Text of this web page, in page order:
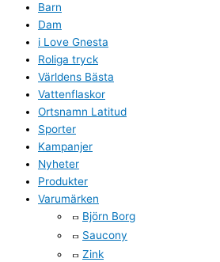
Barn
Dam
i Love Gnesta
Roliga tryck
Världens Bästa
Vattenflaskor
Ortsnamn Latitud
Sporter
Kampanjer
Nyheter
Produkter
Varumärken
Björn Borg
Saucony
Zink